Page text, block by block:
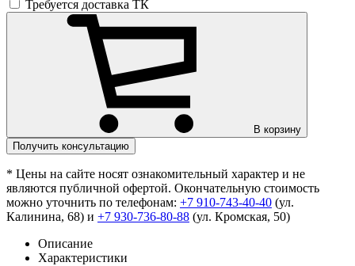
Требуется доставка ТК
В корзину
Получить консультацию
* Цены на сайте носят ознакомительный характер и не
являются публичной офертой. Окончательную стоимость
можно уточнить по телефонам: +7 910-743-40-40 (ул.
Калинина, 68) и +7 930-736-80-88 (ул. Кромская, 50)
Описание
Характеристики